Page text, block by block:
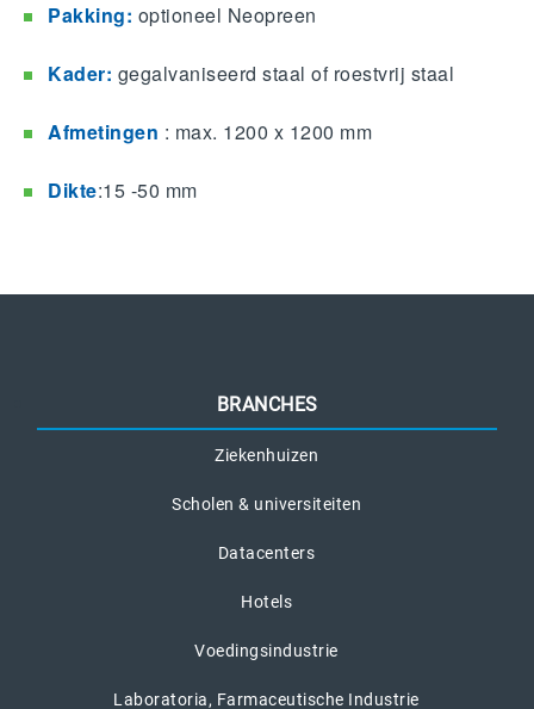
Pakking: optioneel Neopreen
Kader: gegalvaniseerd staal of roestvrij staal
Afmetingen : max. 1200 x 1200 mm
Dikte:15 -50 mm
BRANCHES
Ziekenhuizen
Scholen & universiteiten
Datacenters
Hotels
Voedingsindustrie
Laboratoria, Farmaceutische Industrie